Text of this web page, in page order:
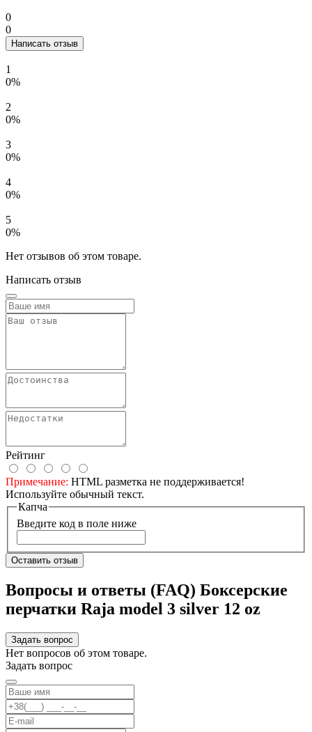
0
0
Написать отзыв
1
0%
2
0%
3
0%
4
0%
5
0%
Нет отзывов об этом товаре.
Написать отзыв
Рейтинг
Примечание: HTML разметка не поддерживается!
Используйте обычный текст.
Капча
Введите код в поле ниже
Оставить отзыв
Вопросы и ответы (FAQ) Боксерские
перчатки Raja model 3 silver 12 oz
Задать вопрос
Нет вопросов об этом товаре.
Задать вопрос